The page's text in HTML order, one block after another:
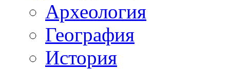
Археология
География
История